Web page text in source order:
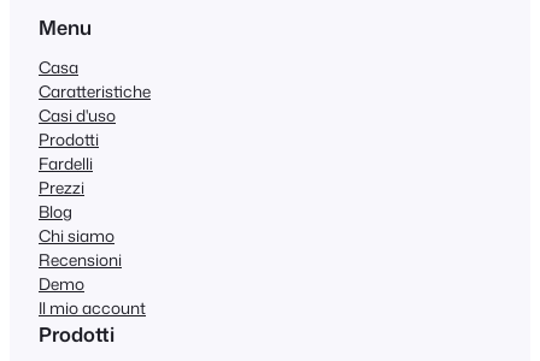
Menu
Casa
Caratteristiche
Casi d'uso
Prodotti
Fardelli
Prezzi
Blog
Chi siamo
Recensioni
Demo
Il mio account
Prodotti